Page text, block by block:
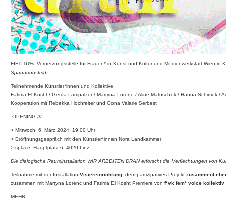
FIFTITU% -Vernetzungsstelle für Frauen* in Kunst und Kultur und Medienwerkstatt Wien
Spannungsfeld
Teilnehmende Künstler*innen und Kollektive
Fatima El Kosht / Gerda Lampalzer / Martyna Lorenc / Aline Matuschek / Hanna Schimek /
Kooperation mit Rebekka Hochreiter und Oona Valarie Serbest
OPENING ///
> Mittwoch, 6. März 2024, 19:00 Uhr
> Eröffnungsgespräch mit den Künstler*innen:Nora Landkammer
> splace, Hauptplatz 6, 4020 Linz
Die dialogische Rauminstallation WIR ARBEITEN DRAN erforscht die Verflechtungen von
Teilnahme mit der Installation Visiereinrichtung , dem partizipatives Projekt
zusammen mit Martyna Lorenc und Fatima El Kosht Premiere von f*vk fem* voice kollektiv
MEHR